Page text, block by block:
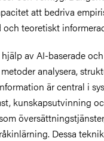
att bedriva
teoretiskt
av AI-baserade och
analysera,
är central i
kunskapsutvinning
Dessa